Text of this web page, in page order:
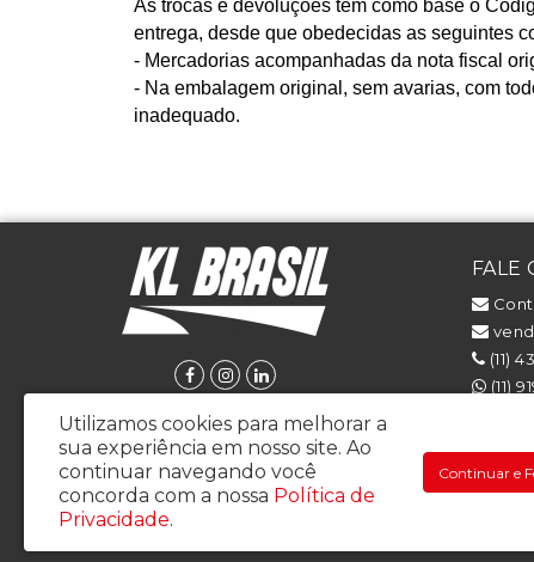
As trocas e devoluções tem como base o
entrega, desde que obedecidas as seguintes
- Mercadorias acompanhadas da nota fiscal
- Na embalagem original, sem avarias, com
inadequado.
FALE
(11)
(11)
KL BRASIL COMERCIO, IMPORTACAO E EXPORTACAO LTDA -
Rua Francisco Perotti 45 - Bela Vista – Osasco / SP - CEP:
Utilizamos cookies para melhorar a
sua experiência em nosso site. Ao
continuar navegando você
concorda com a nossa Política de
Privacidade.
Continuar e